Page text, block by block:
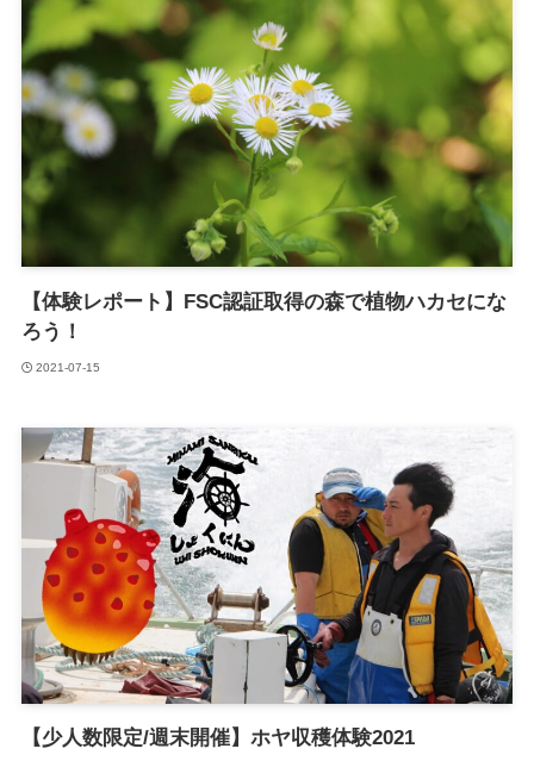
【体験レポート】FSC認証取得の森で植物ハカセにな
ろう！
2021-07-15
【少人数限定/週末開催】ホヤ収穫体験2021